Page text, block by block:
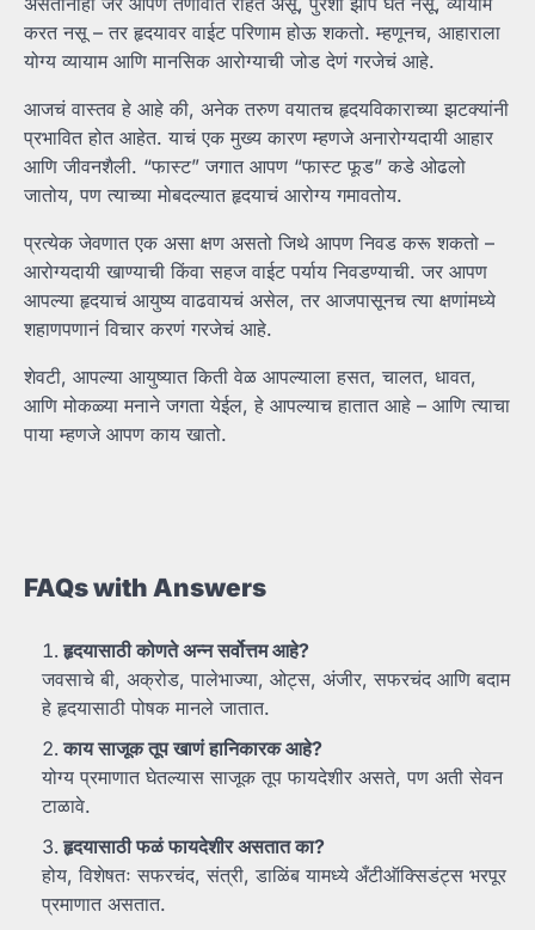
करत नसू – तर हृदयावर वाईट परिणाम होऊ शकतो. म्हणूनच, आहाराला
योग्य व्यायाम आणि मानसिक आरोग्याची जोड देणं गरजेचं आहे.
आजचं वास्तव हे आहे की, अनेक तरुण वयातच हृदयविकाराच्या झटक्यांनी
प्रभावित होत आहेत. याचं एक मुख्य कारण म्हणजे अनारोग्यदायी आहार
आणि जीवनशैली. “फास्ट” जगात आपण “फास्ट फूड” कडे ओढलो
जातोय, पण त्याच्या मोबदल्यात हृदयाचं आरोग्य गमावतोय.
प्रत्येक जेवणात एक असा क्षण असतो जिथे आपण निवड करू शकतो –
आरोग्यदायी खाण्याची किंवा सहज वाईट पर्याय निवडण्याची. जर आपण
आपल्या हृदयाचं आयुष्य वाढवायचं असेल, तर आजपासूनच त्या क्षणांमध्ये
शहाणपणानं विचार करणं गरजेचं आहे.
शेवटी, आपल्या आयुष्यात किती वेळ आपल्याला हसत, चालत, धावत,
आणि मोकळ्या मनाने जगता येईल, हे आपल्याच हातात आहे – आणि त्याचा
पाया म्हणजे आपण काय खातो.
FAQs with Answers
हृदयासाठीकोणतेअन्नसर्वोत्तमआहे?
जवसाचे बी, अक्रोड, पालेभाज्या, ओट्स, अंजीर, सफरचंद आणि बदाम
हे हृदयासाठी पोषक मानले जातात.
कायसाजूकतूपखाणंहानिकारकआहे?
योग्य प्रमाणात घेतल्यास साजूक तूप फायदेशीर असते, पण अती सेवन
टाळावे.
हृदयासाठीफळंफायदेशीरअसतातका?
होय, विशेषतः सफरचंद, संत्री, डाळिंब यामध्ये अँटीऑक्सिडंट्स भरपूर
प्रमाणात असतात.